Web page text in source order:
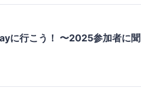
に行こう！ 〜2025参加者に聞